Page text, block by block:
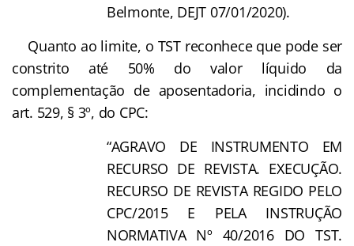
Belmonte, DEJT 07/01/2020).
Quanto ao limite, o TST reconhece que pode ser
constrito até 50% do valor líquido da
complementação de aposentadoria, incidindo o
art. 529, § 3º, do CPC:
“AGRAVO DE INSTRUMENTO EM
RECURSO DE REVISTA. EXECUÇÃO.
RECURSO DE REVISTA REGIDO PELO
CPC/2015 E PELA INSTRUÇÃO
NORMATIVA Nº 40/2016 DO TST.